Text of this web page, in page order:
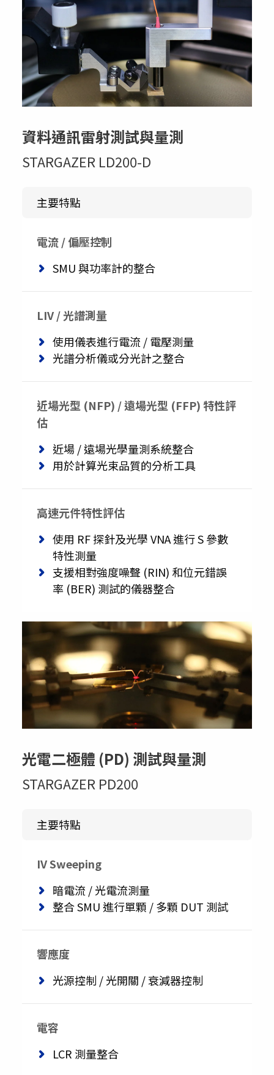
資料通訊雷射測試與量測
STARGAZER LD200-D
主要特點
電流 / 偏壓控制
SMU 與功率計的整合
LIV / 光譜測量
使用儀表進行電流 / 電壓測量
光譜分析儀或分光計之整合
近場光型 (NFP) / 遠場光型 (FFP) 特性評
估
近場 / 遠場光學量測系統整合
用於計算光束品質的分析工具
高速元件特性評估
使用 RF 探針及光學 VNA 進行 S 參數
特性測量
支援相對強度噪聲 (RIN) 和位元錯誤
率 (BER) 測試的儀器整合
光電二極體 (PD) 測試與量測
STARGAZER PD200
主要特點
IV Sweeping
暗電流 / 光電流測量
整合 SMU 進行單顆 / 多顆 DUT 測試
響應度
光源控制 / 光開關 / 衰減器控制
電容
LCR 測量整合